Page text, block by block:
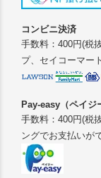
コンビニ決済
手数料：400円(税
プ、セイコーマー
Pay-easy（ペイジ
手数料：400円(税
ングでお支払いが